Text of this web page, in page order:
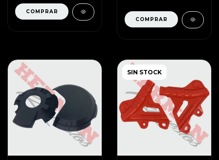
SIN STOCK